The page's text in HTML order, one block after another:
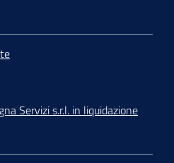
Servizi s.r.l. in liquidazione